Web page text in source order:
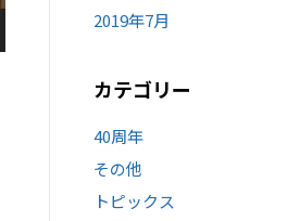
2019年7月
カテゴリー
40周年
その他
トピックス